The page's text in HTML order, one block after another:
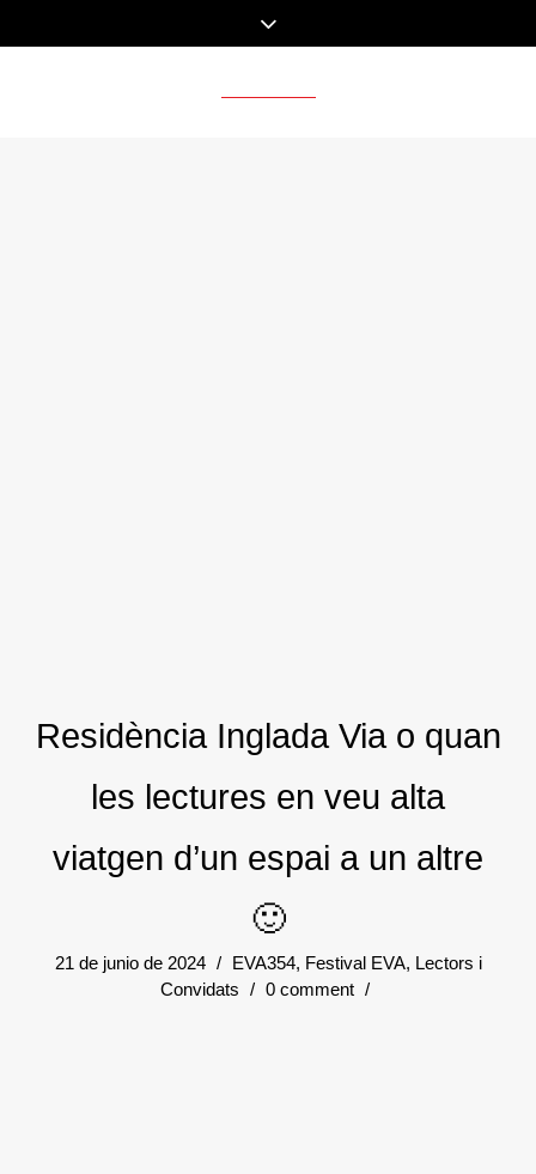
Residència Inglada Via o quan
les lectures en veu alta
viatgen d’un espai a un altre
🙂
21 de junio de 2024 / EVA354, Festival EVA, Lectors i
Convidats / 0 comment /